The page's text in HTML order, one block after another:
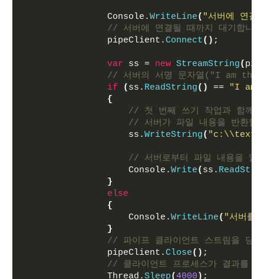
                Console.
WriteLine( "서버에 연
// 서버에 연결될 때까지 대기합니
                pipeClient.
Connect() ;
var ss = new StreamString(
// 서버의 서명 문자열("I am the
if
( ss. ReadString() ==
"I am
{
// 첫 번째 쓰기 작업과 함께
// 서버가 파일 내용을 반환할
                    ss.
WriteString(
// 서버로부터 파일 내용을 읽
                    Console.
Write( ss.
}
else
{
                    Console.
WriteLine( "서버를
}
// 파이프 클라이언트 스트림을 닫
                pipeClient.
Close() ;
// 클라이언트 프로세스가 결과를
                Thread.
Sleep(4000 ) ;